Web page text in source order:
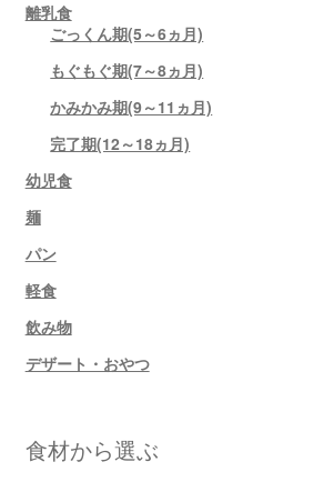
離乳食
ごっくん期(5～6ヵ月)
もぐもぐ期(7～8ヵ月)
かみかみ期(9～11ヵ月)
完了期(12～18ヵ月)
幼児食
麺
パン
軽食
飲み物
デザート・おやつ
食材から選ぶ